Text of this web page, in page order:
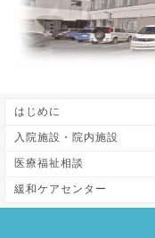
はじめに
入院施設・院内施設
医療福祉相談
緩和ケアセンター